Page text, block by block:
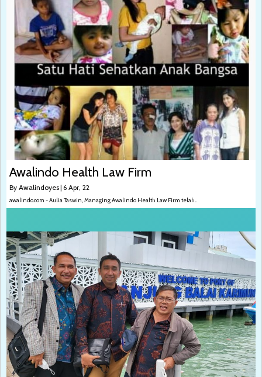
Awalindo Health Law Firm
By Awalindoyes| 6 Apr, 22
awalindo.com - Aulia Taswin, Managing Awalindo Health Law Firm telah...